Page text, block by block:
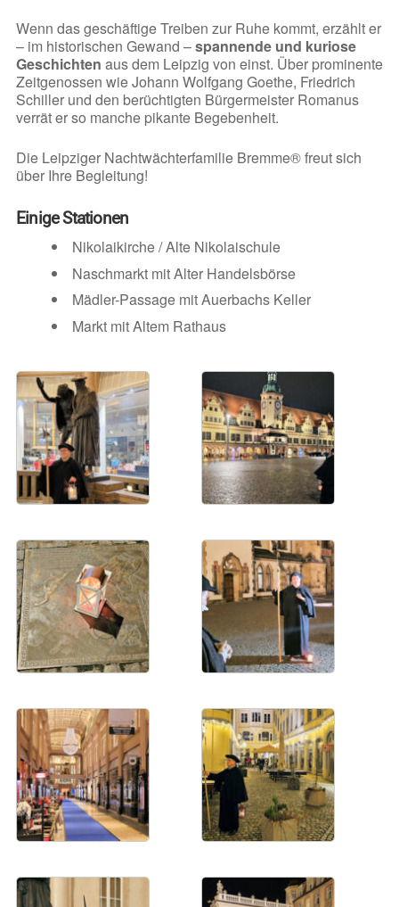
Wenn das geschäftige Treiben zur Ruhe kommt, erzählt er
– im historischen Gewand –spannende und kuriose
Geschichten aus dem Leipzig von einst. Über prominente
Zeitgenossen wie Johann Wolfgang Goethe, Friedrich
Schiller und den berüchtigten Bürgermeister Romanus
verrät er so manche pikante Begebenheit.
Die Leipziger Nachtwächterfamilie Bremme® freut sich
über Ihre Begleitung!
Einige Stationen
Nikolaikirche / Alte Nikolaischule
Naschmarkt mit Alter Handelsbörse
Mädler-Passage mit Auerbachs Keller
Markt mit Altem Rathaus